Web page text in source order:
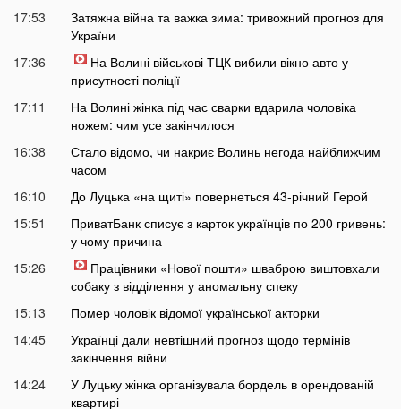
17:53
Затяжна війна та важка зима: тривожний прогноз для
України
17:36
На Волині військові ТЦК вибили вікно авто у
присутності поліції
17:11
На Волині жінка під час сварки вдарила чоловіка
ножем: чим усе закінчилося
16:38
Стало відомо, чи накриє Волинь негода найближчим
часом
16:10
До Луцька «на щиті» повернеться 43-річний Герой
15:51
ПриватБанк списує з карток українців по 200 гривень:
у чому причина
15:26
Працівники «Нової пошти» шваброю виштовхали
собаку з відділення у аномальну спеку
15:13
Помер чоловік відомої української акторки
14:45
Українці дали невтішний прогноз щодо термінів
закінчення війни
14:24
У Луцьку жінка організувала бордель в орендованій
квартирі